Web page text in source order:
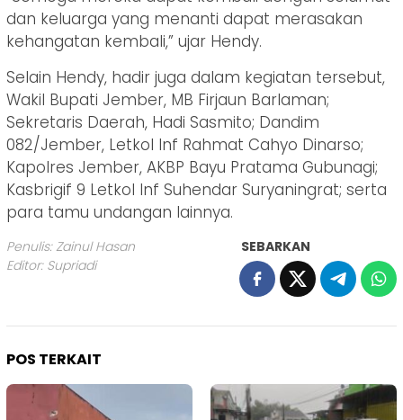
dan keluarga yang menanti dapat merasakan
kehangatan kembali,” ujar Hendy.
Selain Hendy, hadir juga dalam kegiatan tersebut,
Wakil Bupati Jember, MB Firjaun Barlaman;
Sekretaris Daerah, Hadi Sasmito; Dandim
082/Jember, Letkol Inf Rahmat Cahyo Dinarso;
Kapolres Jember, AKBP Bayu Pratama Gubunagi;
Kasbrigif 9 Letkol Inf Suhendar Suryaningrat; serta
para tamu undangan lainnya.
Penulis: Zainul Hasan
Editor: Supriadi
SEBARKAN
POS TERKAIT